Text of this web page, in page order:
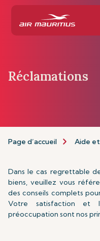
Réclamations
Page d’accueil Aide
Dans le cas regrettable
biens, veuillez vous
des conseils complets
Votre satisfaction et
préoccupation sont nos